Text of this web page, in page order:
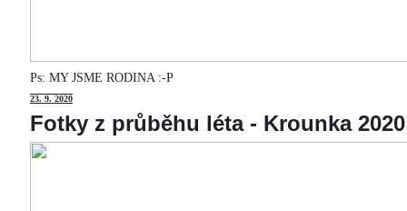
Ps: MY JSME RODINA :-P
23. 9. 2020
Fotky z průběhu léta - Krounka